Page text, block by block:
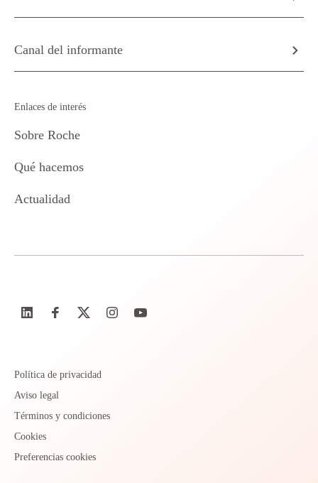
Canal del informante
Enlaces de interés
Sobre Roche
Qué hacemos
Actualidad
Política de privacidad
Aviso legal
Términos y condiciones
Cookies
Preferencias cookies